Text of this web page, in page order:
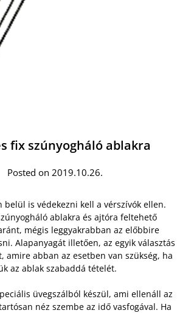
fix szúnyogháló ablakra
Posted on 2019.10.26.
belül is védekezni kell a vérszívók ellen.
ablakra és ajtóra feltehető
mégis leggyakrabban az előbbire
Alapanyagát illetően, az egyik választás
amire abban az esetben van szükség, ha
az ablak szabaddá tételét.
üvegszálból készül, ami ellenáll az
néz szembe az idő vasfogával. Ha